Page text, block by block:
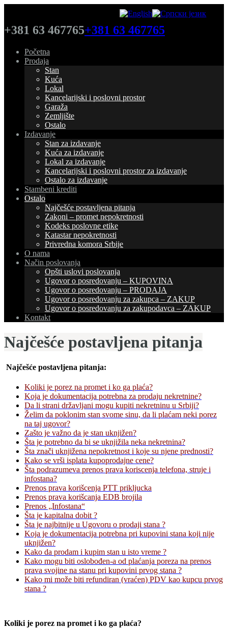
+381 63 467765+381 63 467765
Početna
Prodaja
Stan
Kuća
Lokal
Kancelarijski i poslovni prostor
Garaža
Zemljište
Ostalo
Izdavanje
Stan za izdavanje
Kuća za izdavanje
Lokal za izdavanje
Kancelarijski i poslovni prostor za izdavanje
Ostalo za izdavanje
Stambeni krediti
Ostalo
Najčešće postavljena pitanja
Zakoni – promet nepokretnosti
Kodeks poslovne etike
Katastar nepokretnosti
Privredna komora Srbije
O nama
Način poslovanja
Opšti uslovi poslovanja
Ugovor o posredovanju – KUPOVINA
Ugovor o posredovanju – PRODAJA
Ugovor o posredovanju za zakupca – ZAKUP
Ugovor o posredovanju za zakupodavca – ZAKUP
Kontakt
Najčešće postavljena pitanja
Najčešće postavljena pitanja:
Koliki je porez na promet i ko ga plaća?
Koja je dokumentacija potrebna za prodaju nekretnine?
Da li strani državljani mogu kupiti nekretninu u Srbiji?
Želim da poklonim stan svome sinu, da li plaćam neki porez
na taj ugovor?
Zašto je važno da je stan uknjižen?
Šta je potrebno da bi se uknjižila neka nekretnina?
Šta znači uknjižena nepokretnost i koje su njene prednosti?
Kako se vrši isplata kupoprodajne cene?
Šta podrazumeva prenos prava koriscenja telefona, struje i
infostana?
Prenos prava korišcenja PTT prikljucka
Prenos prava korišcanja EDB brojila
Prenos „Infostana“
Šta je kapitalna dobit ?
Šta je najbitnije u Ugovoru o prodaji stana ?
Koja je dokumentacija potrebna pri kupovini stana koji nije
uknjižen?
Kako da prodam i kupim stan u isto vreme ?
Kako mogu biti oslobođen-a od plaćanja poreza na prenos
prava svojine na stanu pri kupovini prvog stana ?
Kako mi može biti refundiran (vraćen) PDV kao kupcu prvog
stana ?
Koliki je porez na promet i ko ga plaća?